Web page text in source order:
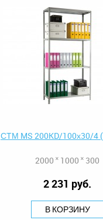
СТМ MS 200KD/100х30/4
2000 ˟ 1000 ˟ 300
2 231 руб.
В КОРЗИНУ